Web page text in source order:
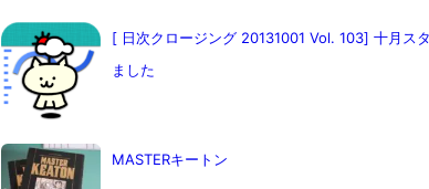
[ 日次クロージング 20131001 Vol. 103] 十月ス
ました
MASTERキートン